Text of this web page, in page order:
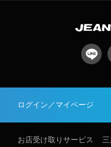
ログイン／マイページ
お店受け取りサービス